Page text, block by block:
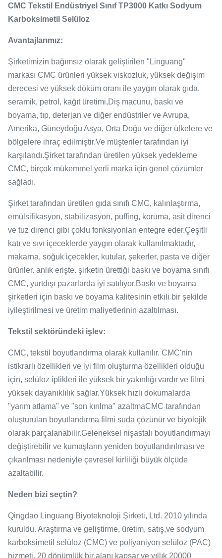
CMC Tekstil Endüstriyel Sınıf TP3000 Katkı Sodyum
Karboksimetil Selüloz
Avantajlarımız:
Şirketimizin bağımsız olarak geliştirilen "Linguang"
markası CMC ürünleri yüksek viskozluk, yüksek değişim
derecesi ve yüksek döküm oranı ile yaygın olarak gıda,
seramik, petrol, kağıt üretimi,Diş macunu, baskı ve
boyama, tıp, deterjan ve diğer endüstriler ve Avrupa,
Amerika, Güneydoğu Asya, Orta Doğu ve diğer ülkelere ve
bölgelere ihraç edilmiştir.Ve müşteriler tarafından iyi
karşılandı.Şirket tarafından üretilen yüksek yedekleme
CMC, birçok mükemmel yerli marka için genel çözümler
sağladı.
Şirket tarafından üretilen gıda sınıfı CMC, kalınlaştırma,
emülsifikasyon, stabilizasyon, puffing, koruma, asit direnci
ve tuz direnci gibi çoklu fonksiyonları entegre eder.Çeşitli
katı ve sıvı içeceklerde yaygın olarak kullanılmaktadır,
makarna, soğuk içecekler, kutular, şekerler, pasta ve diğer
ürünler. anlık erişte. şirketin ürettiği baskı ve boyama sınıfı
CMC, yurtdışı pazarlarda iyi satılıyor,Baskı ve boyama
şirketleri için baskı ve boyama kalitesinin etkili bir şekilde
iyileştirilmesi ve üretim maliyetlerinin azaltılması.
Tekstil sektöründeki işlev:
CMC, tekstil boyutlandırma olarak kullanılır. CMC'nin
istikrarlı özellikleri ve iyi film oluşturma özellikleri olduğu
için, selüloz iplikleri ile yüksek bir yakınlığı vardır ve filmi
yüksek dayanıklılık sağlar.Yüksek hızlı dokumalarda
"yarım atlama" ve "son kırılma" azaltmaCMC tarafından
oluşturulan boyutlandırma filmi suda çözünür ve biyolojik
olarak parçalanabilir.Geleneksel nişastalı boyutlandırmayı
değiştirebilir ve kumaşların yeniden boyutlandırılması ve
çıkarılması nedeniyle çevresel kirliliği büyük ölçüde
azaltabilir.
Neden bizi seçtin?
Qingdao Linguang Biyoteknoloji Şirketi, Ltd. 2010 yılında
kuruldu. Araştırma ve geliştirme, üretim, satış,ve sodyum
karboksimetil selüloz (CMC) ve poliyaniyon selüloz (PAC)
hizmeti. 20 dönümlük bir alanı kapsar ve yıllık 20000